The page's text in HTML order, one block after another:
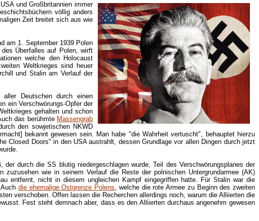
und Großbritannien immer
völlig anders
Zeit breitet sich aus wie
am 1. September 1939 Polen
Überfalles auf Polen, wirft
welche den Holocaust
Weltkrieges sind heuer
und Stalin am Verlauf der
Deutschen durch einen
ein Verschwörungs-Opfer der
gehalten und schon
das berühmte Massengrab
den sowjetischen NKWD
bekannt gewesen sein. Man habe "die Wahrheit vertuscht", behauptet hierzu
Closed Doors" in den USA austrahlt, dessen Grundlage vor allen Dingen durch jetzt
durch die SS blutig niedergeschlagen wurde, Teil des Verschwörungsplanes der
wie in seinem Verlauf die Reste der polnischen Untergrundarmee (AK)
entfernt, nicht in diesem ungleichen Kampf eingegriffen hatte. Für Stalin war die
Auchdie ehemalige Ostgrenze Polens, welche die rote Armee zu Beginn des zweiten
verschoben. Offen lassen die Recherchen allerdings noch, warum die Alliierten die
Fest steht demnach aber, dass es den Alliierten durchaus angenehm gewesen